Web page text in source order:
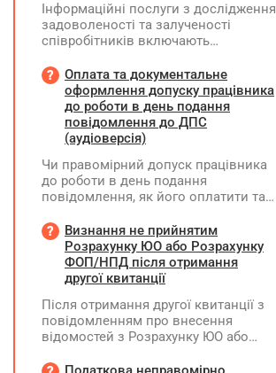
Інформаційні послуги з дослідження
задоволеності та залученості
співробітників включають
повідомлення, проведення
опитування через EngageQ та
електронну пошту, підтримку
учасників і передачу результатів. Яку
одиницю виміру коректніше
Оплата та документальне
оформлення допуску працівника
до роботи в день подання
повідомлення до ДПС
(аудіоверсія)
Чи правомірний допуск працівника
до роботи в день подання
повідомлення, як його оплатити та
Визнання не прийнятим
Розрахунку ЮО або Розрахунку
ФОП/НПД після отримання
другої квитанції
Після отримання другої квитанції з
повідомленням про внесення
відомостей з Розрахунку ЮО або
застрахованих осіб, на підставі